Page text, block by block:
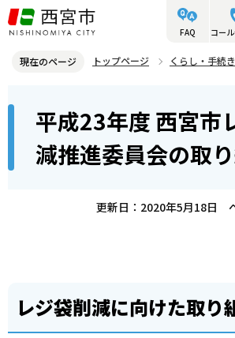
こ
の
ジ
頭
FAQ コー
現在のページ トップページ くらし・手続き
レジ袋削減推進委員会の活動
平成23年度 西宮市レジ袋削減推進委員会の取り組み
平成23年度 西宮市
減推進委員会の取
更新日：2020年5月18日
レジ袋削減に向けた取り